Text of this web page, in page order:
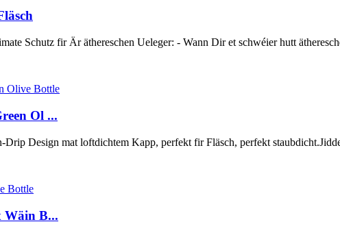
Schutz fir Är äthereschen Ueleger: - Wann Dir et schwéier hutt
Ol ...
Design mat loftdichtem Kapp, perfekt fir Fläsch, perfekt
Wäin B...